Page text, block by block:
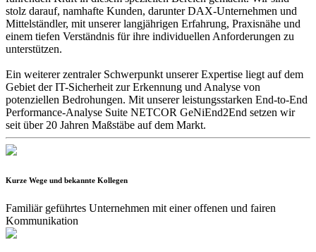
stolz darauf, namhafte Kunden, darunter DAX-Unternehmen und
Mittelständler, mit unserer langjährigen Erfahrung, Praxisnähe und
einem tiefen Verständnis für ihre individuellen Anforderungen zu
unterstützen.
Ein weiterer zentraler Schwerpunkt unserer Expertise liegt auf dem
Gebiet der IT-Sicherheit zur Erkennung und Analyse von
potenziellen Bedrohungen. Mit unserer leistungsstarken End-to-End
Performance-Analyse Suite NETCOR GeNiEnd2End setzen wir
seit über 20 Jahren Maßstäbe auf dem Markt.
Kurze Wege und bekannte Kollegen
Familiär geführtes Unternehmen mit einer offenen und fairen
Kommunikation